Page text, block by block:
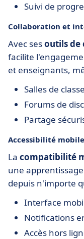
Suivi de
Collaboration et
Avec sesoutils de
facilite
et enseignants,
Salles de
Forums de
Partage
Accessibilité mobile
La compatibilité
une
depuis n'importe
Interface
Notifications
Accès hors